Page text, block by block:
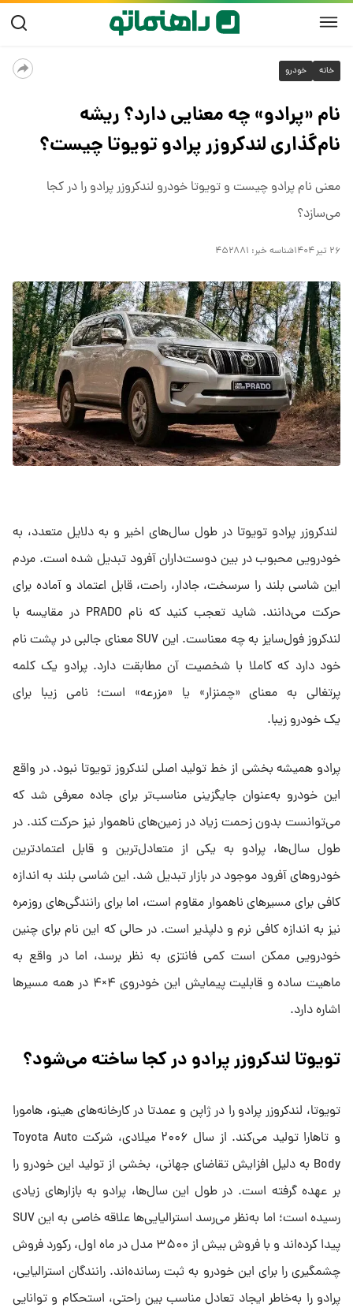
خانه خودرو
نام «پرادو» چه معنایی دارد؟ ریشه
نام‌گذاری لندکروزر پرادو تویوتا چیست؟
معنی نام پرادو چیست و تویوتا خودرو لندکروزر پرادو را در کجا
می‌سازد؟
۲۶ تیر ۱۴۰۴ شناسه خبر: ۴۵۲۸۸۱
لندکروزر پرادو تویوتا در طول سال‌های اخیر و به دلایل متعدد، به
خودرویی محبوب در بین دوست‌داران آفرود تبدیل شده است. مردم
این شاسی بلند را سرسخت، جادار، راحت، قابل اعتماد و آماده برای
حرکت می‌دانند. شاید تعجب کنید که نام PRADO در مقایسه با
لندکروز فول‌سایز به چه معناست. این SUV معنای جالبی در پشت نام
خود دارد که کاملا با شخصیت آن مطابقت دارد. پرادو یک کلمه
پرتغالی به معنای «چمنزار» یا «مزرعه» است؛ نامی زیبا برای
یک خودرو زیبا.
پرادو همیشه بخشی از خط تولید اصلی لندکروز تویوتا نبود. در واقع
این خودرو به‌عنوان جایگزینی مناسب‌تر برای جاده معرفی شد که
می‌توانست بدون زحمت زیاد در زمین‌های ناهموار نیز حرکت کند. در
طول سال‌ها، پرادو به یکی از متعادل‌ترین و قابل اعتمادترین
خودروهای آفرود موجود در بازار تبدیل شد. این شاسی بلند به اندازه
کافی برای مسیرهای ناهموار مقاوم است، اما برای رانندگی‌های روزمره
نیز به اندازه کافی نرم و دلپذیر است. در حالی که این نام برای چنین
خودرویی ممکن است کمی فانتزی به نظر برسد، اما در واقع به
ماهیت ساده و قابلیت پیمایش این خودروی ۴×۴ در همه مسیرها
اشاره دارد.
تویوتا لندکروزر پرادو در کجا ساخته می‌شود؟
تویوتا، لندکروزر پرادو را در ژاپن و عمدتا در کارخانه‌های هینو، هامورا
و تاهارا تولید می‌کند. از سال ۲۰۰۶ میلادی، شرکت Toyota Auto
Body به دلیل افزایش تقاضای جهانی، بخشی از تولید این خودرو را
بر عهده گرفته است. در طول این سال‌ها، پرادو به بازارهای زیادی
رسیده است؛ اما به‌نظر می‌رسد استرالیایی‌ها علاقه خاصی به این SUV
پیدا کرده‌اند و با فروش بیش از ۳۵۰۰ مدل در ماه اول، رکورد فروش
چشمگیری را برای این خودرو به ثبت رسانده‌اند. رانندگان استرالیایی،
پرادو را به‌خاطر ایجاد تعادل مناسب بین راحتی، استحکام و توانایی